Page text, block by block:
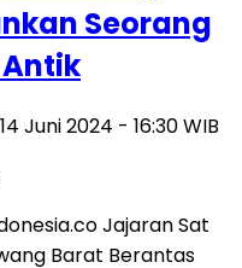
Seorang
Juni 2024 - 16:30 WIB
Jajaran Sat
Barat Berantas